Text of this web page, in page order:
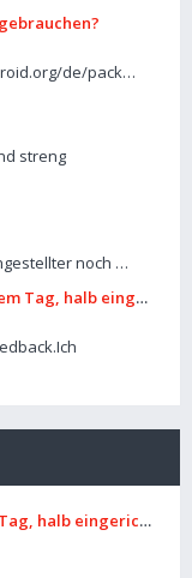
de/pack…
streng
noch …
Tag, halb
halb eingerichtet)